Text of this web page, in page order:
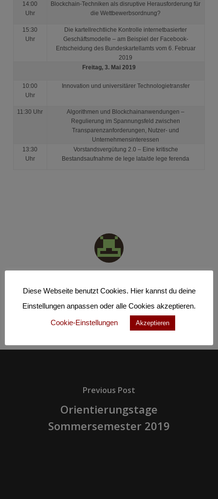
14:00
Uhr
Blockchain-Techniken als disruptive Herausforderung für
die Wettbewerbsordnung?
15:30
Uhr
Die kartellrechtliche Kontrolle internetbasierter
Geschäftsmodelle – am Beispiel der Facebook-
Entscheidung des Bundeskartellamts vom 6. Februar
2019
Freitag, 3. Mai 2019
10:00
Uhr
Innovation und universitärer Technologietransfer
11:30 Uhr Algorithmen und Blockchainanwendungen –
Regulierung im Spannungsfeld zwischen
Transparenzanforderungen, Nutzer- und
Unternehmensinteressen
13:30
Uhr
Vorstandsvergütung 2.0 – Eine kritische
Bestandsaufnahme de lege lata/de lege ferenda
Previous Post
Orientierungstage
Sommersemester 2019
Diese Webseite benutzt Cookies. Hier kannst du deine
Einstellungen anpassen oder alle Cookies akzeptieren.
Cookie-Einstellungen
Akzeptieren